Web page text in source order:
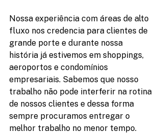
Nossa experiência com áreas de alto
fluxo nos credencia para clientes de
grande porte e durante nossa
história já estivemos em shoppings,
aeroportos e condomínios
empresariais. Sabemos que nosso
trabalho não pode interferir na rotina
de nossos clientes e dessa forma
sempre procuramos entregar o
melhor trabalho no menor tempo.